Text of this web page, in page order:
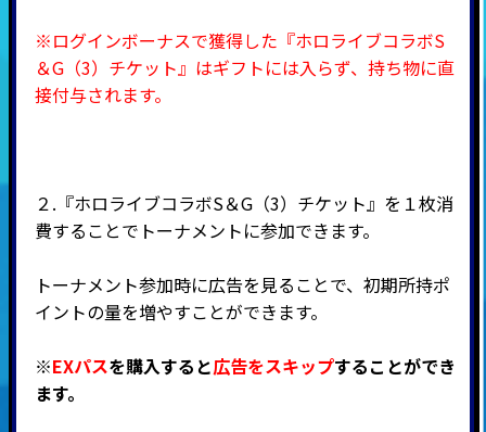
※ログインボーナスで獲得した『ホロライブコラボS
＆G（3）チケット』はギフトには入らず、持ち物に直
接付与されます。
２.『ホロライブコラボS＆G（3）チケット』を１枚消
費することでトーナメントに参加できます。
トーナメント参加時に広告を見ることで、初期所持ポ
イントの量を増やすことができます。
※EXパスを購入すると広告をスキップすることができ
ます。